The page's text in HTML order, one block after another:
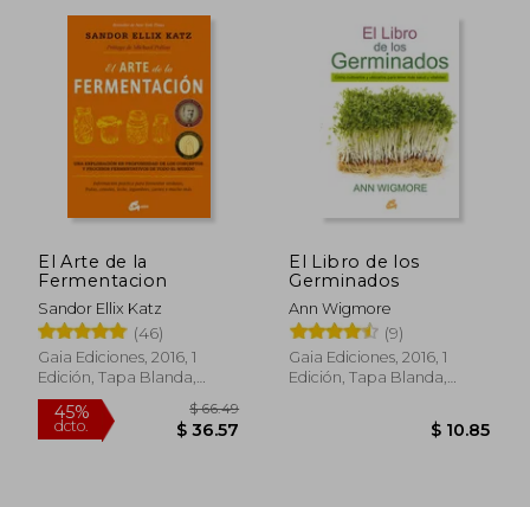
45%
dcto.
45%
dcto.
El Arte de la
Fermentacion
Sandor Ellix Katz
(46)
Gaia Ediciones, 2016, 1
Edición, Tapa Blanda,
Nuevo
El Libro de los
Germinados
Ann Wigmore
(9)
Gaia Ediciones, 2016, 1
Edición, Tapa Blanda,